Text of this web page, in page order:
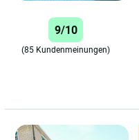
9/10
(85 Kundenmeinungen)